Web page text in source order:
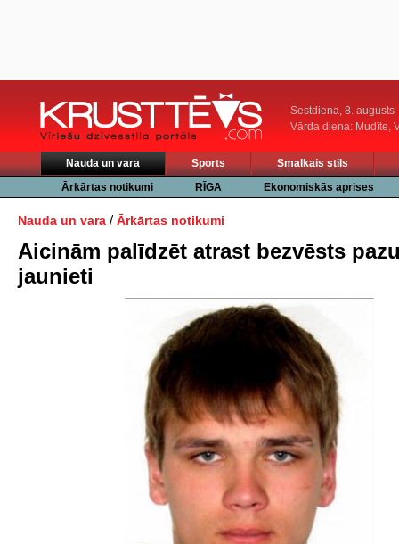
Sestdiena, 8. augusts
Vārda diena: Mudīte,
Nauda un vara Sports
Smalkais stils
Ārkārtas notikumi
RĪGA Ekonomiskās aprises
Nauda un vara / Ārkārtas notikumi
Aicinām palīdzēt atrast bezvēsts
jaunieti